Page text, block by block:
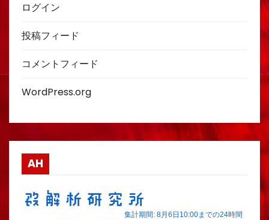
ログイン
投稿フィード
コメントフィード
WordPress.org
AH